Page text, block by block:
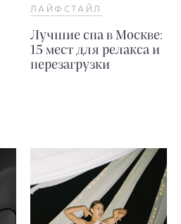
ЛАЙФСТАЙЛ
Лучшие спа в Москве:
15 мест для релакса и
перезагрузки